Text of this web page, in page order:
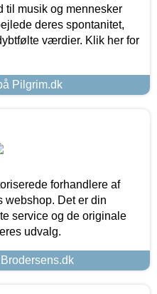
til musik og mennesker
deres spontanitet,
værdier. Klik her for
Pilgrim.dk
forhandlere af
webshop. Det er din
service og de originale
udvalg.